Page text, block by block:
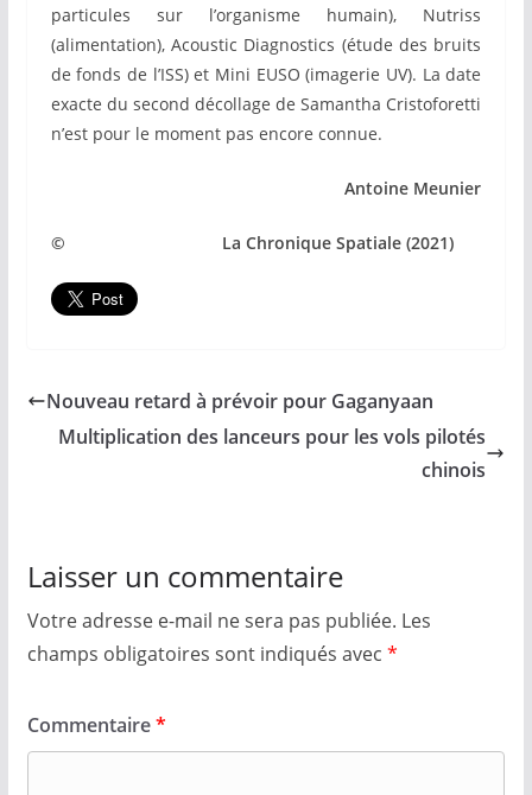
particules sur l’organisme humain), Nutriss
(alimentation), Acoustic Diagnostics (étude des bruits
de fonds de l’ISS) et Mini EUSO (imagerie UV). La date
exacte du second décollage de Samantha Cristoforetti
n’est pour le moment pas encore connue.
Antoine Meunier
© La Chronique Spatiale (2021)
Nouveau retard à prévoir pour Gaganyaan
Multiplication des lanceurs pour les vols pilotés
chinois
Laisser un commentaire
Votre adresse e-mail ne sera pas publiée. Les
champs obligatoires sont indiqués avec *
Commentaire*